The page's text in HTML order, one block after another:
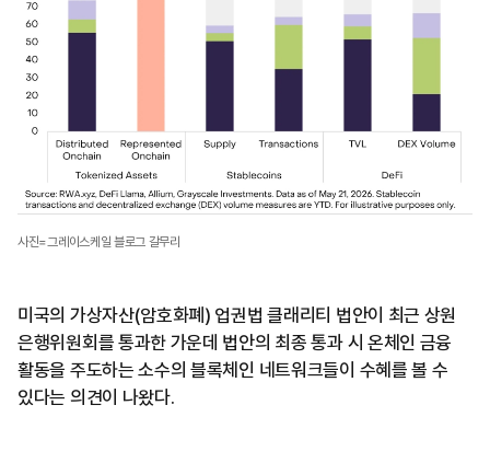
사진=그레이스케일 블로그 갈무리
미국의 가상자산(암호화폐) 업권법 클래리티 법안이 최근 상원
은행위원회를 통과한 가운데 법안의 최종 통과 시 온체인 금융
활동을 주도하는 소수의 블록체인 네트워크들이 수혜를 볼 수
있다는 의견이 나왔다.